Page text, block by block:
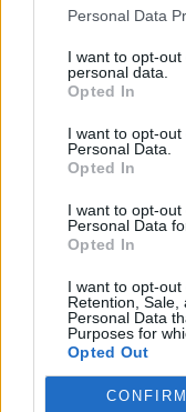
Personal Data
I want to opt-
personal data.
Opted In
I want to opt-
Personal Data.
Opted In
I want to opt-
Personal Data
Opted In
I want to opt-out
Retention, Sale,
Personal Data
Purposes for
Opted Out
CONFIRM
RICETTE DOLCI
Dolce keto
Alessia Vinci 14
Il Dolce keto con